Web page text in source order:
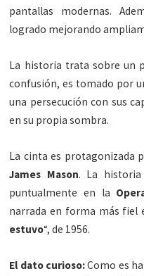
pantallas modernas.
logrado mejorando
La historia trata sobre un
confusión, es tomado por
una persecución con sus
en su propia sombra.
La cinta es protagonizada
James Mason. La historia
puntualmente en la
narrada en forma más fiel
estuvo“, de 1956.
El dato curioso:Como es